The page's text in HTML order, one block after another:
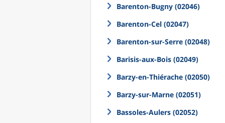
Barenton-Bugny (02046)
Barenton-Cel (02047)
Barenton-sur-Serre (02048)
Barisis-aux-Bois (02049)
Barzy-en-Thiérache (02050)
Barzy-sur-Marne (02051)
Bassoles-Aulers (02052)